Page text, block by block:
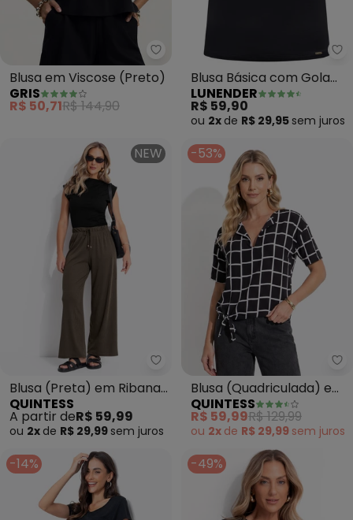
Gris - Blusa em Viscose (Preto)
Blusa em Viscose (Preto)
GRIS
R$ 50,71R$ 144,90
Blusa Básica com Gola
Alta em Malha (Preto)
LUNENDER
R$ 59,90
ou 2x de R$ 29,95 sem juros
NEW
Quintess - Blusa (Preta) em
Blusa (Preta) em Ribana
Canelada
QUINTESS
A partir deR$ 59,99
ou 2x de R$ 29,99 sem juros
-53%
Blusa (Quadriculada) em
Viscose Plana
QUINTESS
R$ 59,99R$ 129,99
ou 2x de R$ 29,99 sem juros
-14% -49%